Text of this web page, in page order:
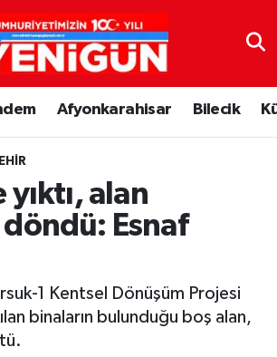
Afyonkarahisar Bilecik
alan
Esnaf
1 Kentsel Dönüşüm Projesi
binaların bulunduğu boş alan,
Durumu ve Fikstür
Haberleri